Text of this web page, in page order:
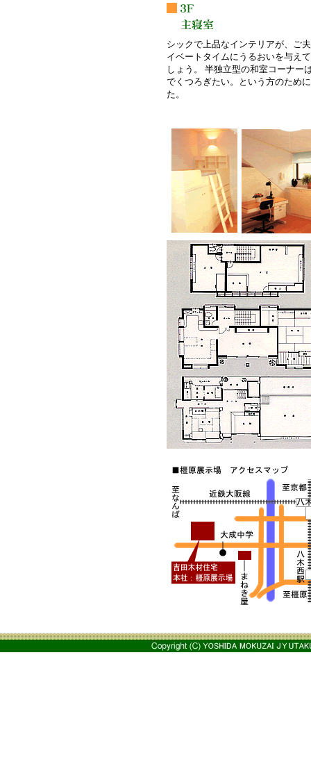
シックで上品なインテリアが、ご
イベートタイムにうるおいを与え
しょう。 半独立型の和室コーナー
でくつろぎたい。という方のため
た。